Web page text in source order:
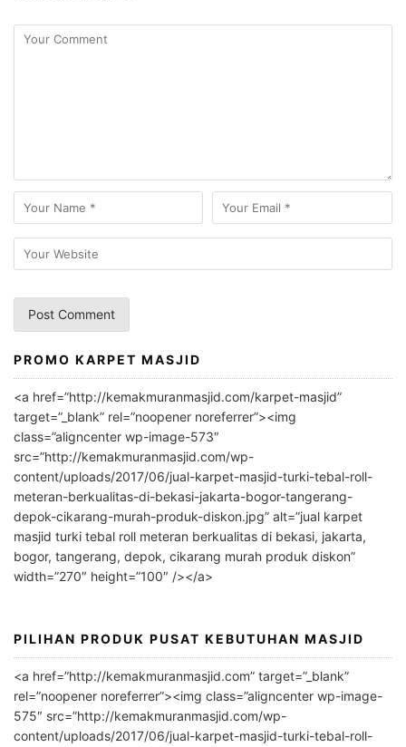
A
l
r
n
a
t
i
v
PROMO KARPET MASJID
<a href=”http://kemakmuranmasjid.com/karpet-masjid”
target=”_blank” rel=”noopener noreferrer”><img
class=”aligncenter wp-image-573″
src=”http://kemakmuranmasjid.com/wp-
content/uploads/2017/06/jual-karpet-masjid-turki-tebal-roll-
meteran-berkualitas-di-bekasi-jakarta-bogor-tangerang-
depok-cikarang-murah-produk-diskon.jpg” alt=”jual karpet
masjid turki tebal roll meteran berkualitas di bekasi, jakarta,
bogor, tangerang, depok, cikarang murah produk diskon”
width=”270″ height=”100″ /></a>
PILIHAN PRODUK PUSAT KEBUTUHAN MASJID
<a href=”http://kemakmuranmasjid.com” target=”_blank”
rel=”noopener noreferrer”><img class=”aligncenter wp-image-
575″ src=”http://kemakmuranmasjid.com/wp-
content/uploads/2017/06/jual-karpet-masjid-turki-tebal-roll-